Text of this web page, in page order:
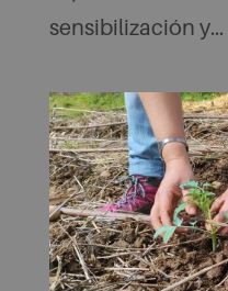
sensibilización y...